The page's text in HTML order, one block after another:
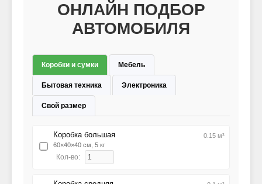
ОНЛАЙН ПОДБОР
АВТОМОБИЛЯ
Коробки и сумки Мебель
Бытовая техника Электроника
Свой размер
Коробка большая
0.15 м³
60×40×40 см, 5 кг
Кол-во: